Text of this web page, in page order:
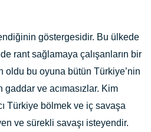
göstergesidir. Bu ülkede
rant sağlamaya çalışanların bir
oldu bu oyuna bütün Türkiye’nin
ve acımasızlar. Kim
Türkiye bölmek ve iç savaşa
ve sürekli savaşı isteyendir.